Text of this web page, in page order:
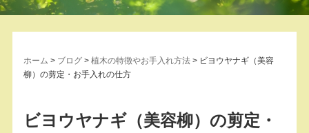
ホーム > ブログ >植木の特徴やお手入れ方法 > ビヨウヤナギ（美容
柳）の剪定・お手入れの仕方
ビヨウヤナギ（美容柳）の剪定・